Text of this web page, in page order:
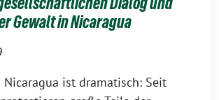
Gewalt in Nicaragua
Nicaragua ist dramatisch: Seit